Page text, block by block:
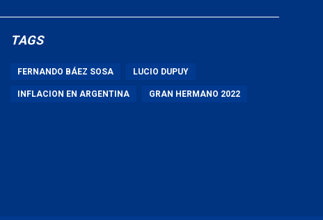
TAGS
FERNANDO BÁEZ SOSA LUCIO DUPUY
INFLACION EN ARGENTINA GRAN HERMANO 2022